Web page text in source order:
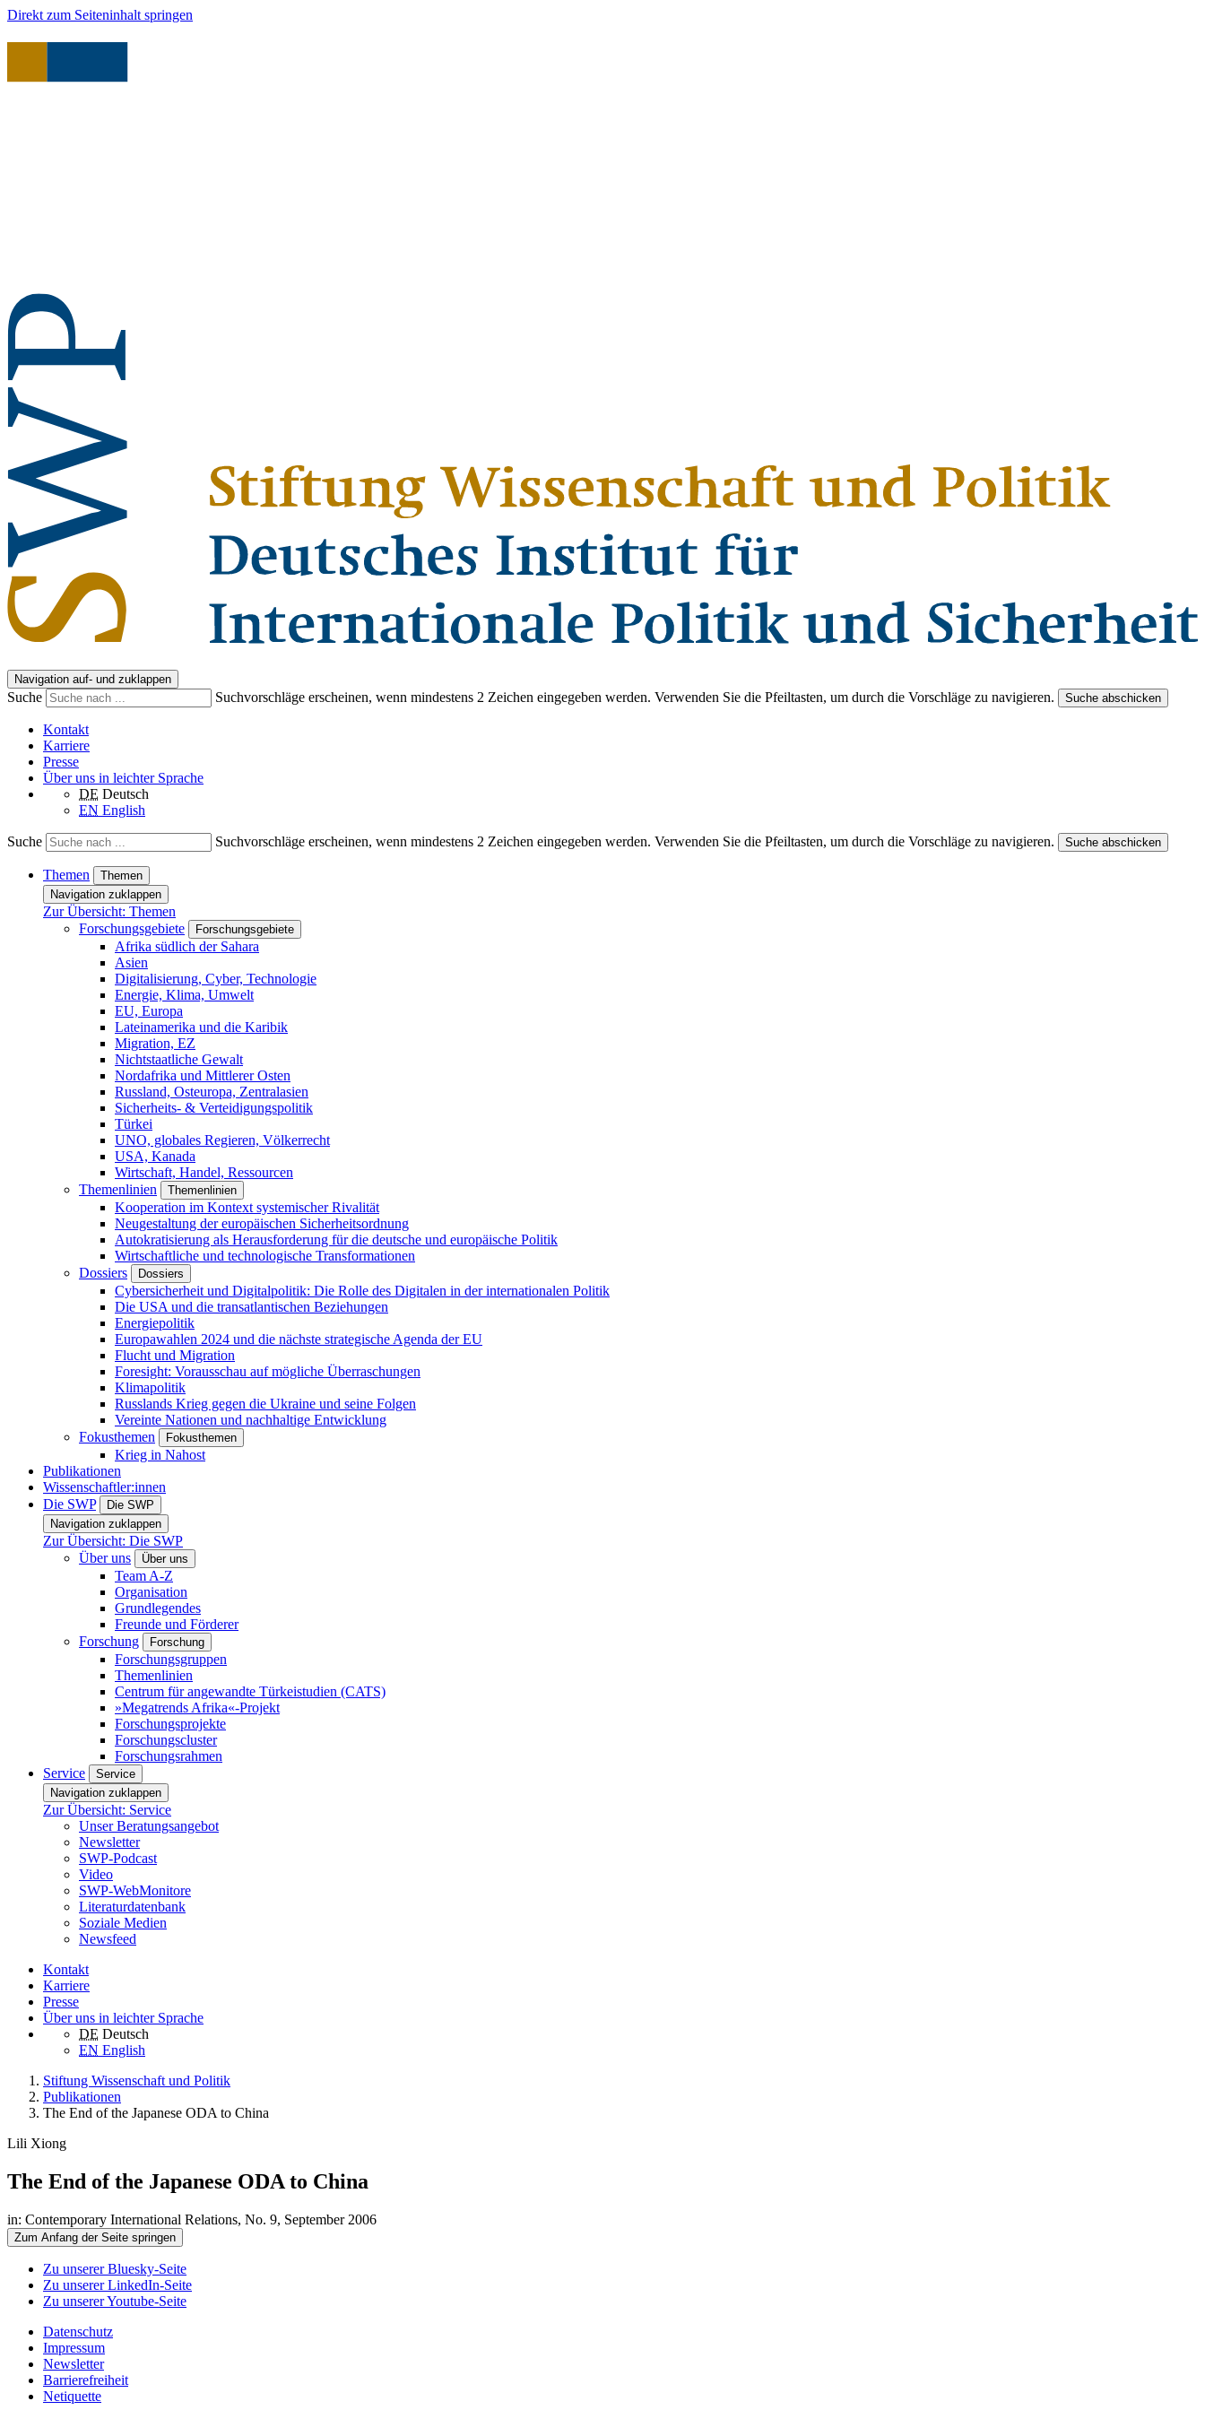
Direkt zum Seiteninhalt springen
Navigation auf- und zuklappen
Suche Suchvorschläge erscheinen, wenn mindestens 2 Zeichen eingegeben werden. Verwenden Sie die Pfeiltasten, um durch die Vorschläge zu navigieren. Suche abschicken
Kontakt
Karriere
Presse
Über uns in leichter Sprache
DE Deutsch
EN English
Suche Suchvorschläge erscheinen, wenn mindestens 2 Zeichen eingegeben werden. Verwenden Sie die Pfeiltasten, um durch die Vorschläge zu navigieren. Suche abschicken
Themen
Themen
Navigation zuklappen
Zur Übersicht: Themen
Forschungsgebiete
Forschungsgebiete
Afrika südlich der Sahara
Asien
Digitalisierung, Cyber, Technologie
Energie, Klima, Umwelt
EU, Europa
Lateinamerika und die Karibik
Migration, EZ
Nichtstaatliche Gewalt
Nordafrika und Mittlerer Osten
Russland, Osteuropa, Zentralasien
Sicherheits- & Verteidigungspolitik
Türkei
UNO, globales Regieren, Völkerrecht
USA, Kanada
Wirtschaft, Handel, Ressourcen
Themenlinien
Themenlinien
Kooperation im Kontext systemischer Rivalität
Neugestaltung der europäischen Sicherheitsordnung
Autokratisierung als Herausforderung für die deutsche und europäische Politik
Wirtschaftliche und technologische Transformationen
Dossiers
Dossiers
Cybersicherheit und Digitalpolitik: Die Rolle des Digitalen in der internationalen Politik
Die USA und die transatlantischen Beziehungen
Energiepolitik
Europawahlen 2024 und die nächste strategische Agenda der EU
Flucht und Migration
Foresight: Vorausschau auf mögliche Überraschungen
Klimapolitik
Russlands Krieg gegen die Ukraine und seine Folgen
Vereinte Nationen und nachhaltige Entwicklung
Fokusthemen
Fokusthemen
Krieg in Nahost
Publikationen
Wissenschaftler:innen
Die SWP
Die SWP
Navigation zuklappen
Zur Übersicht: Die SWP
Über uns
Über uns
Team A-Z
Organisation
Grundlegendes
Freunde und Förderer
Forschung
Forschung
Forschungsgruppen
Themenlinien
Centrum für angewandte Türkeistudien (CATS)
»Megatrends Afrika«-Projekt
Forschungsprojekte
Forschungscluster
Forschungsrahmen
Service
Service
Navigation zuklappen
Zur Übersicht: Service
Unser Beratungsangebot
Newsletter
SWP-Podcast
Video
SWP-WebMonitore
Literaturdatenbank
Soziale Medien
Newsfeed
Kontakt
Karriere
Presse
Über uns in leichter Sprache
DE Deutsch
EN English
Stiftung Wissenschaft und Politik
Publikationen
The End of the Japanese ODA to China
Lili Xiong
The End of the Japanese ODA to China
in: Contemporary International Relations, No. 9, September 2006
Zum Anfang der Seite springen
Zu unserer Bluesky-Seite
Zu unserer LinkedIn-Seite
Zu unserer Youtube-Seite
Datenschutz
Impressum
Newsletter
Barrierefreiheit
Netiquette